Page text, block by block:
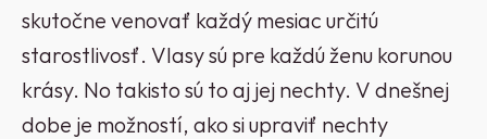
skutočne venovať každý mesiac určitú
starostlivosť. Vlasy sú pre každú ženu korunou
krásy. No takisto sú to aj jej nechty. V dnešnej
dobe je možností, ako si upraviť nechty